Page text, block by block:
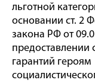
льготной
основании ст. 2
закона РФ от
предоставлении
гарантий героям